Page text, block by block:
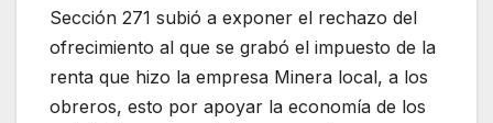
Sección 271 subió a exponer el rechazo del
ofrecimiento al que se grabó el impuesto de la
renta que hizo la empresa Minera local, a los
obreros, esto por apoyar la economía de los